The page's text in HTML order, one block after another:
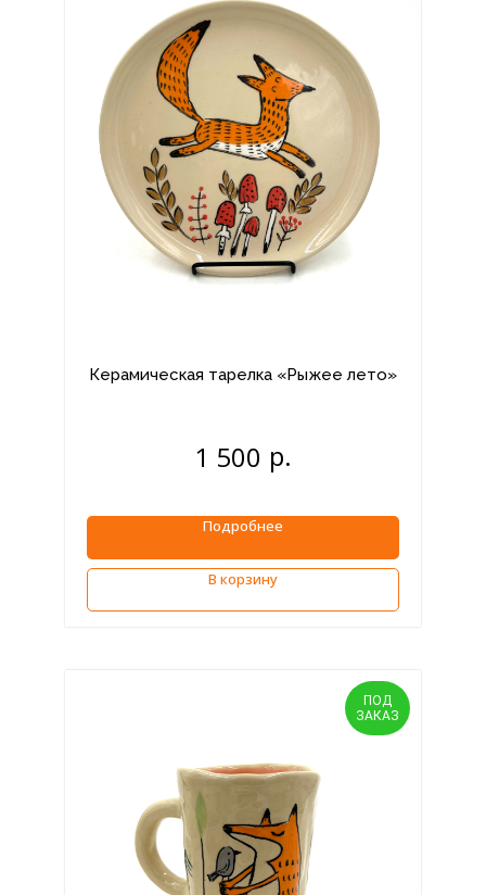
Керамическая тарелка «Рыжее лето»
1 500 р.
Подробнее
В корзину
ПОД
ЗАКАЗ